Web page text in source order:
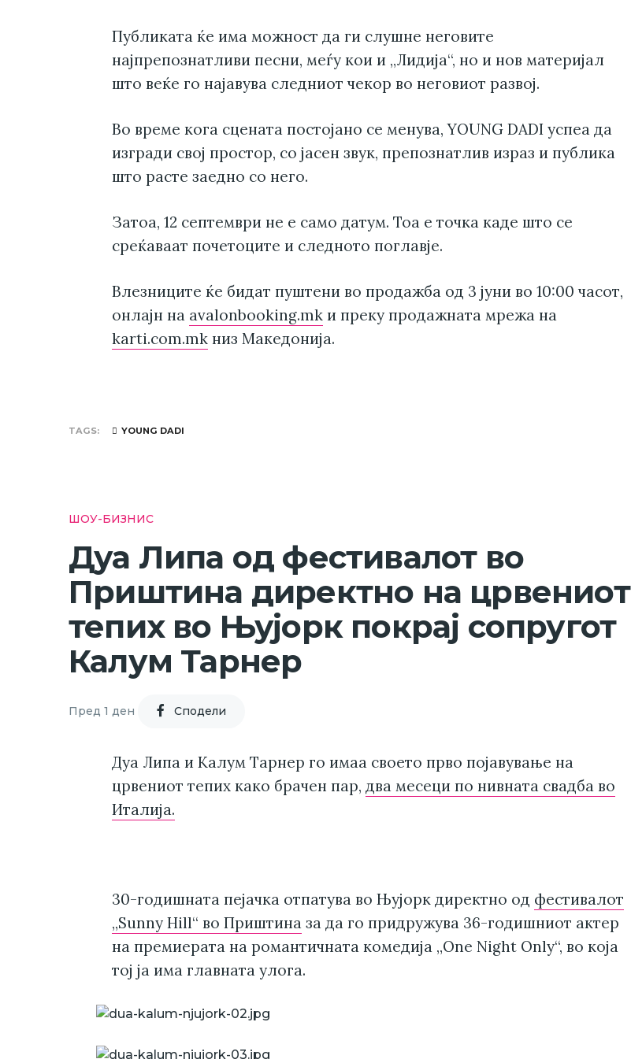
Публиката ќе има можност да ги слушне неговите
најпрепознатливи песни, меѓу кои и „Лидија“, но и нов материјал
што веќе го најавува следниот чекор во неговиот развој.
Во време кога сцената постојано се менува, YOUNG DADI успеа да
изгради свој простор, со јасен звук, препознатлив израз и публика
што расте заедно со него.
Затоа, 12 септември не е само датум. Тоа е точка каде што се
среќаваат почетоците и следното поглавје.
Влезниците ќе бидат пуштени во продажба од 3 јуни во 10:00 часот,
онлајн на avalonbooking.mk и преку продажната мрежа на
karti.com.mk низ Македонија.
TAGS YOUNG DADI
ШОУ-БИЗНИС
Дуа Липа од фестивалот во
Приштина директно на црвениот
тепих во Њујорк покрај сопругот
Калум Тарнер
Пред 1 ден Cподели
Дуа Липа и Калум Тарнер го имаа своето прво појавување на
црвениот тепих како брачен пар, два месеци по нивната свадба во
Италија.
30-годишната пејачка отпатува во Њујорк директно од фестивалот
„Sunny Hill“ во Приштина за да го придружува 36-годишниот актер
на премиерата на романтичната комедија „One Night Only“, во која
тој ја има главната улога.